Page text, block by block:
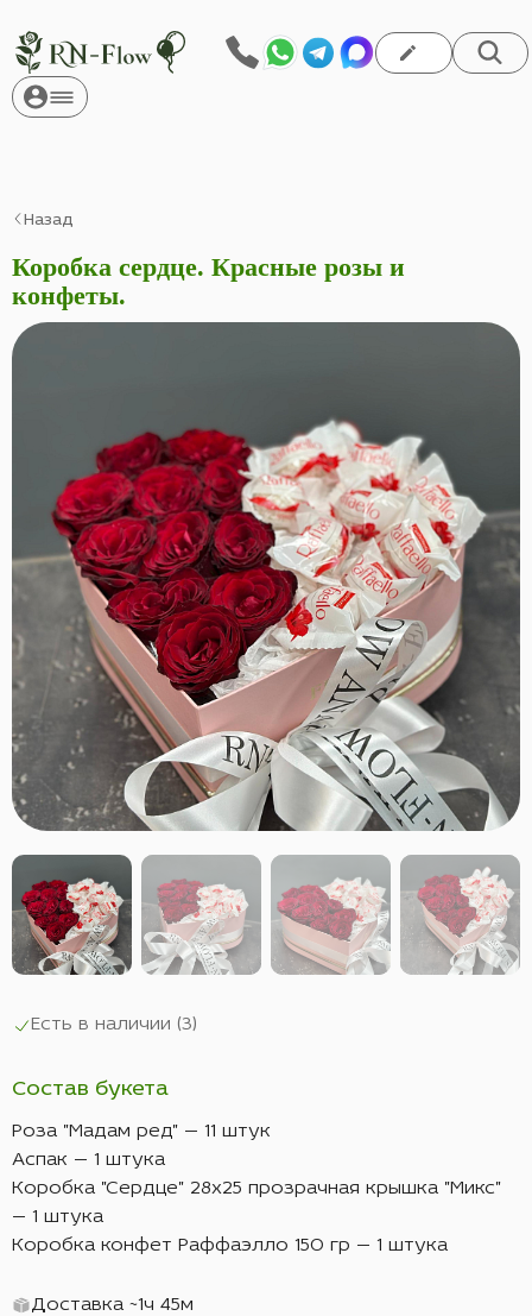
Назад
Коробка сердце. Красные розы и
конфеты.
Есть в наличии (3)
Состав букета
Роза "Мадам ред" — 11 штук
Аспак — 1 штука
Коробка "Сердце" 28х25 прозрачная крышка "Микс"
— 1 штука
Коробка конфет Раффаэлло 150 гр — 1 штука
Доставка ~1ч 45м